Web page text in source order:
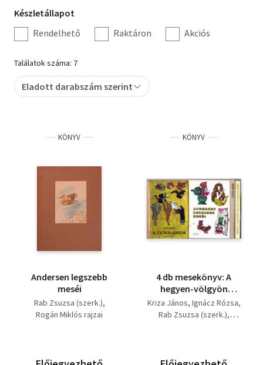
Hobbi, szabadidő
Irodalom
Művészet
Szakkönyv
Tankönyv, segédkönyv
Társadalomtudomány
Természettudomány
Készletállapot
szűrés
Készletállapot
Rendelhető
Raktáron Akciós
Találatok száma: 7
Eladott darabszám szerint
KÖNYV
Andersen legszebb
meséi
Rab Zsuzsa (szerk.)
Rogán Miklós rajzai
KÖNYV
4 db mesekönyv: A
hegyen-völgyön
szánkozó diófa, Csupa
mese, Andersen
Kriza János Ignácz Rózsa
Rab Zsuzsa (szerk.)